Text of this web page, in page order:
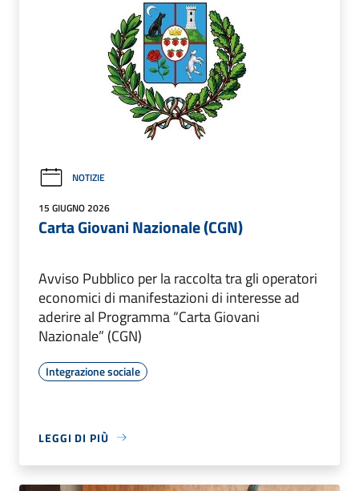
NOTIZIE
15 GIUGNO 2026
Carta Giovani Nazionale (CGN)
Avviso Pubblico per la raccolta tra gli operatori
economici di manifestazioni di interesse ad
aderire al Programma “Carta Giovani
Nazionale” (CGN)
Integrazione sociale
LEGGI DI PIÙ